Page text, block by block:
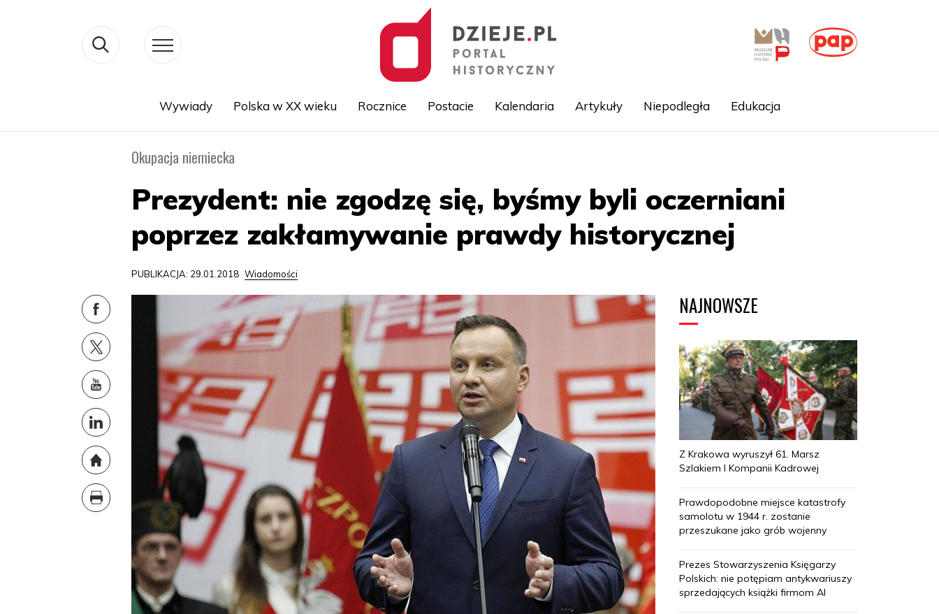
Wywiady Polska w XX wieku Rocznice Postacie Kalendaria Artykuły Niepodległa Edukacja
Okupacja niemiecka
Prezydent: nie zgodzę się, byśmy byli oczerniani
poprzez zakłamywanie prawdy historycznej
PUBLIKACJA: 29.01.2018 Wiadomości
NAJNOWSZE
Z Krakowa wyruszył 61. Marsz
Szlakiem I Kompanii Kadrowej
Prawdopodobne miejsce katastrofy
samolotu w 1944 r. zostanie
przeszukane jako grób wojenny
Prezes Stowarzyszenia Księgarzy
Polskich: nie potępiam antykwariuszy
sprzedających książki firmom AI